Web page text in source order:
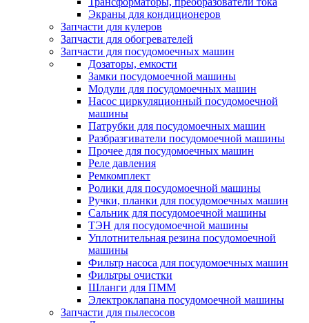
Экраны для кондиционеров
Запчасти для кулеров
Запчасти для обогревателей
Запчасти для посудомоечных машин
Дозаторы, емкости
Замки посудомоечной машины
Модули для посудомоечных машин
Насос циркуляционный посудомоечной
машины
Патрубки для посудомоечных машин
Разбразгиватели посудомоечной машины
Прочее для посудомоечных машин
Реле давления
Ремкомплект
Ролики для посудомоечной машины
Ручки, планки для посудомоечных машин
Сальник для посудомоечной машины
ТЭН для посудомоечной машины
Уплотнительная резина посудомоечной
машины
Фильтр насоса для посудомоечных машин
Фильтры очистки
Шланги для ПММ
Электроклапана посудомоечной машины
Запчасти для пылесосов